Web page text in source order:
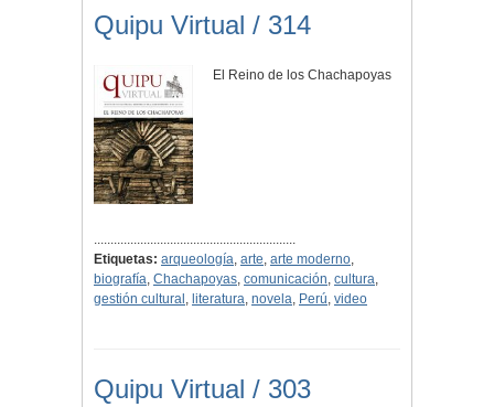
Quipu Virtual / 314
El Reino de los Chachapoyas
.............................................................
Etiquetas: arqueología, arte, arte moderno,
biografía, Chachapoyas, comunicación, cultura,
gestión cultural , literatura, novela, Perú, video
Quipu Virtual / 303